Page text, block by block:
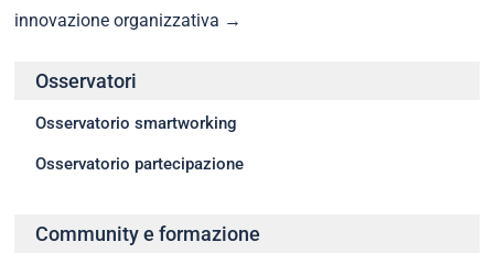
innovazione organizzativa →
Osservatori
Osservatorio smartworking
Osservatorio partecipazione
Community e formazione